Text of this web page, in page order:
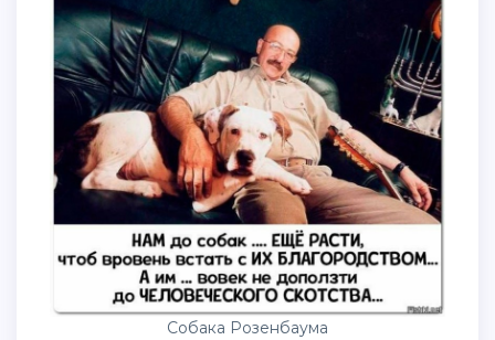
Собака Розенбаума